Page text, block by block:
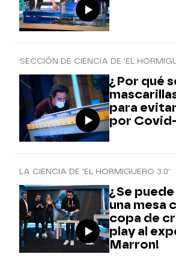
¿Por qué
para
por
LA CIENCIA DE 'EL HORMIGUERO 3.0'
¿Se
una mesa
copa de
play al
Marron!